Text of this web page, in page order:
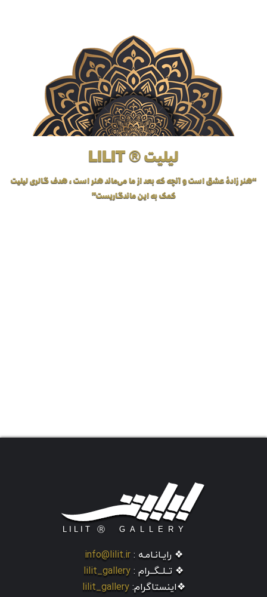
لیلیت ® LILIT
“هنر زادهٔ عشق است و آنچه که بعد از ما می‌ماند هنر است، هدف گالری لیلیت
کمک به این ماندگاریست”
❖ رایـانـامـه : info@lilit.ir
❖ تــلــگــرام : lilit_gallery
❖اینستاگرام: lilit_gallery